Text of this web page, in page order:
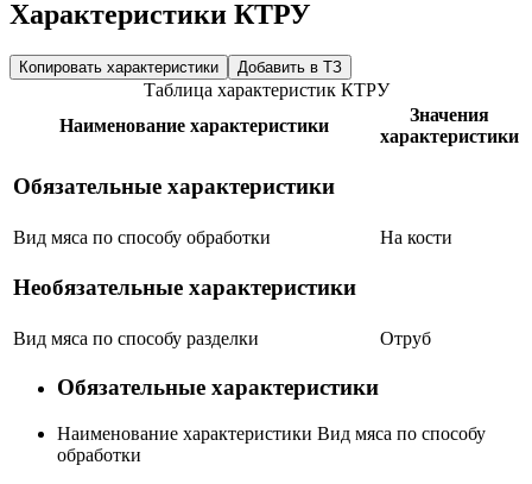
Характеристики КТРУ
Копировать характеристики Добавить в ТЗ
Таблица характеристик КТРУ
Наименование характеристики
Значения
характеристики
Обязательные характеристики
Вид мяса по способу обработки На кости
Необязательные характеристики
Вид мяса по способу разделки Отруб
Обязательные характеристики
Наименование характеристики Вид мяса по способу
обработки